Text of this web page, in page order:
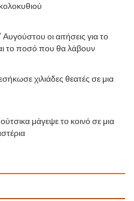
οι αιτήσεις για το
το ποσό που θα λάβουν
χιλιάδες θεατές σε μια
μάγεψε το κοινό σε μια